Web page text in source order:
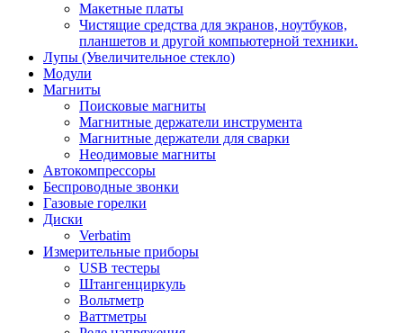
Макетные платы
Чистящие средства для экранов, ноутбуков,
планшетов и другой компьютерной техники.
Лупы (Увеличительное стекло)
Модули
Магниты
Поисковые магниты
Магнитные держатели инструмента
Магнитные держатели для сварки
Неодимовые магниты
Автокомпрессоры
Беспроводные звонки
Газовые горелки
Диски
Verbatim
Измерительные приборы
USB тестеры
Штангенциркуль
Вольтметр
Ваттметры